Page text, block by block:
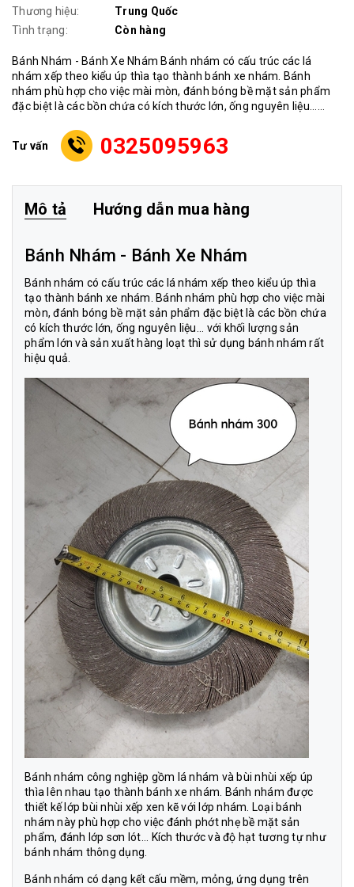
Thương hiệu:
Trung Quốc
Tình trạng:
Còn hàng
Bánh Nhám - Bánh Xe Nhám Bánh nhám có cấu trúc các lá
nhám xếp theo kiểu úp thìa tạo thành bánh xe nhám. Bánh
nhám phù hợp cho việc mài mòn, đánh bóng bề mặt sản phẩm
đặc biệt là các bồn chứa có kích thước lớn, ống nguyên liệu......
Tư vấn 0325095963
Mô tả Hướng dẫn mua hàng
Bánh Nhám - Bánh Xe Nhám
Bánh nhám có cấu trúc các lá nhám xếp theo kiểu úp thìa
tạo thành bánh xe nhám. Bánh nhám phù hợp cho việc mài
mòn, đánh bóng bề mặt sản phẩm đặc biệt là các bồn chứa
có kích thước lớn, ống nguyên liệu... với khối lượng sản
phẩm lớn và sản xuất hàng loạt thì sử dụng bánh nhám rất
hiệu quả.
Bánh nhám công nghiệp gồm lá nhám và bùi nhùi xếp úp
thìa lên nhau tạo thành bánh xe nhám. Bánh nhám được
thiết kế lớp bùi nhùi xếp xen kẽ với lớp nhám. Loại bánh
nhám này phù hợp cho việc đánh phớt nhẹ bề mặt sản
phẩm, đánh lớp sơn lót... Kích thước và độ hạt tương tự như
bánh nhám thông dụng.
Bánh nhám có dạng kết cấu mềm, mỏng, ứng dụng trên